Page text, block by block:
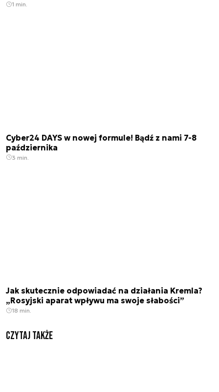
1 min.
Cyber24 DAYS w nowej formule! Bądź z nami 7-8
października
3 min.
Jak skutecznie odpowiadać na działania Kremla?
„Rosyjski aparat wpływu ma swoje słabości”
18 min.
Czytaj także